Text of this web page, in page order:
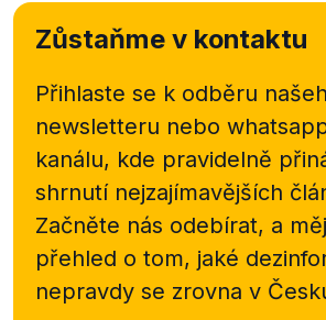
Zůstaňme v kontaktu
Přihlaste se k odběru
newsletteru nebo
kanálu, kde pravidelně
shrnutí nejzajímavějších
Začněte nás odebírat, a
přehled o tom, jaké
nepravdy se zrovna v